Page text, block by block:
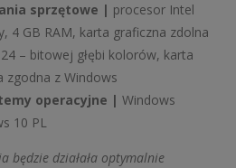
sprzętowe | procesor Intel
4 GB RAM, karta graficzna zdolna
– bitowej głębi kolorów, karta
zgodna z Windows
operacyjne | Windows
10 PL
będzie działała optymalnie